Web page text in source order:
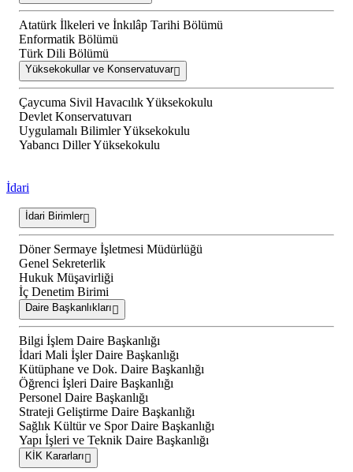
Atatürk İlkeleri ve İnkılâp Tarihi Bölümü
Enformatik Bölümü
Türk Dili Bölümü
Yüksekokullar ve Konservatuvar
Çaycuma Sivil Havacılık Yüksekokulu
Devlet Konservatuvarı
Uygulamalı Bilimler Yüksekokulu
Yabancı Diller Yüksekokulu
İdari
İdari Birimler
Döner Sermaye İşletmesi Müdürlüğü
Genel Sekreterlik
Hukuk Müşavirliği
İç Denetim Birimi
Daire Başkanlıkları
Bilgi İşlem Daire Başkanlığı
İdari Mali İşler Daire Başkanlığı
Kütüphane ve Dok. Daire Başkanlığı
Öğrenci İşleri Daire Başkanlığı
Personel Daire Başkanlığı
Strateji Geliştirme Daire Başkanlığı
Sağlık Kültür ve Spor Daire Başkanlığı
Yapı İşleri ve Teknik Daire Başkanlığı
KİK Kararları